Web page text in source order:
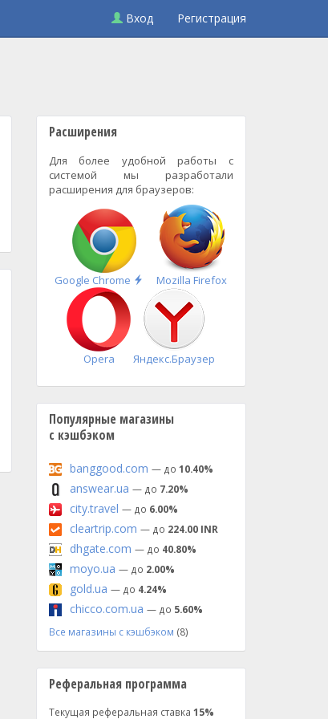
Вход Регистрация
Расширения
Для более удобной работы с
системой мы разработали
расширения для браузеров:
Google Chrome
Быстрая
установка
Mozilla Firefox
Opera Яндекс.Браузер
Популярные магазины
с кэшбэком
banggood.com — до 10.40%
answear.ua — до 7.20%
city.travel — до 6.00%
cleartrip.com — до 224.00 INR
dhgate.com — до 40.80%
moyo.ua — до 2.00%
gold.ua — до 4.24%
chicco.com.ua — до 5.60%
Все магазины с кэшбэком (8)
Реферальная программа
Текущая реферальная ставка 15%